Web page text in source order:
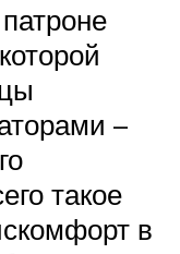
–
такое
в